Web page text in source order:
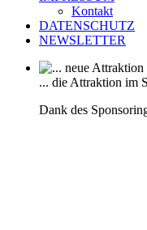
Kontakt
DATENSCHUTZ
NEWSLETTER
... die Attraktion im
Dank des